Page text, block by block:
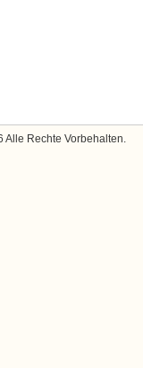
Alle Rechte Vorbehalten.